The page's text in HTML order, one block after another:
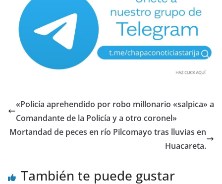
«Policía aprehendido por robo millonario «salpica» a
Comandante de la Policía y a otro coronel»
Mortandad de peces en río Pilcomayo tras lluvias en
Huacareta.
También te puede gustar